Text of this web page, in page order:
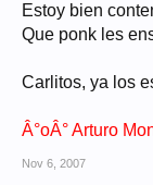
Estoy bien
Que ponk les
Carlitos, ya los
Â°oÂ° Arturo
Nov 6, 2007